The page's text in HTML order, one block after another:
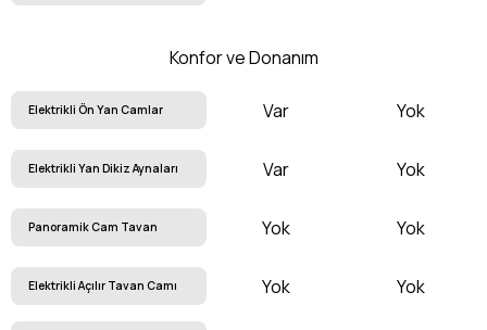
Konfor ve Donanım
Elektrikli Ön Yan Camlar Var Yok
Elektrikli Yan Dikiz Aynaları Var Yok
Panoramik Cam Tavan Yok Yok
Elektrikli Açılır Tavan Camı Yok Yok